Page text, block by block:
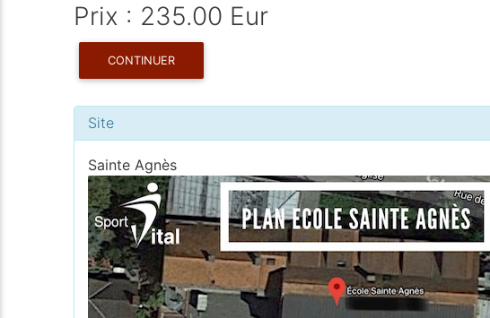
Prix : 235.00 Eur
CONTINUER
Site
Sainte Agnès